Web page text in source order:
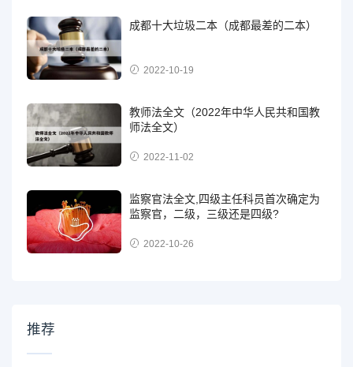
成都十大垃圾二本（成都最差的二本）
2022-10-19
教师法全文（2022年中华人民共和国教
师法全文）
2022-11-02
监察官法全文,四级主任科员首次确定为
监察官，二级，三级还是四级?
2022-10-26
推荐